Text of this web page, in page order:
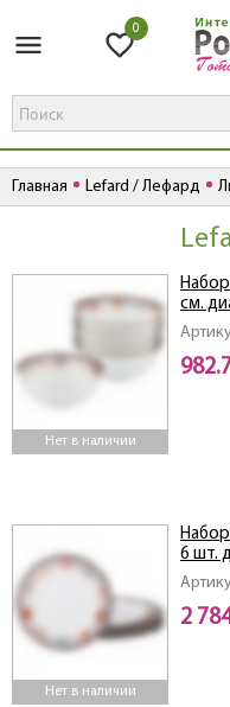
0
Главная Lefard / Лефард
Нет в наличии
см.
Нет в наличии
6 шт.
2